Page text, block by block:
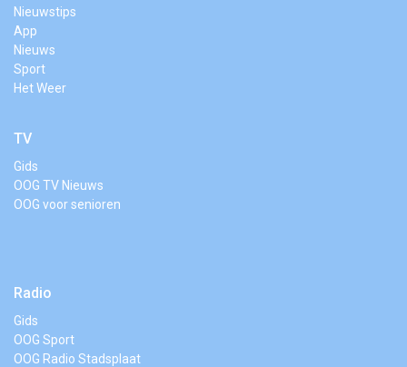
Nieuwstips
App
Nieuws
Sport
Het Weer
TV
Gids
OOG TV Nieuws
OOG voor senioren
Radio
Gids
OOG Sport
OOG Radio Stadsplaat